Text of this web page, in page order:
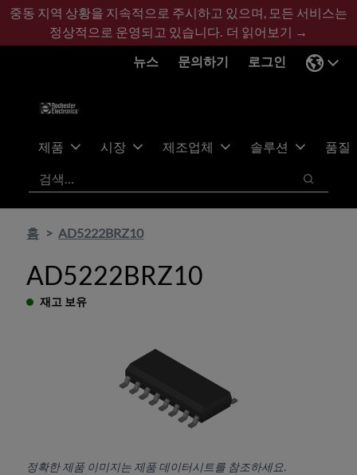
기
콘
바
글
중동 지역 상황을 지속적으로 주시하고 있으며, 모든 서비스는
정상적으로 운영되고 있습니다. 더 읽어보기 →
뉴스
문의하기 로그인
제품 시장 제조업체 솔루션
품질
검색
검색
홈 AD5222BRZ10
AD5222BRZ10
재고 보유
정확한 제품 이미지는 제품 데이터시트를 참조하세요.